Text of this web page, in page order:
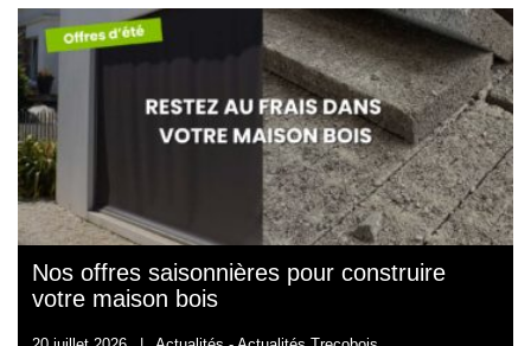
Nos offres saisonnières pour construire
votre maison bois